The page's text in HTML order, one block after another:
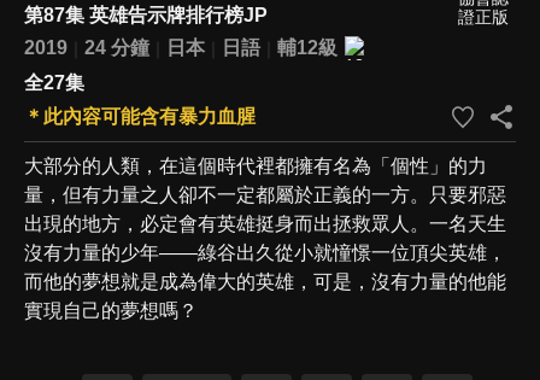
第87集 英雄告示牌排行榜JP
2019
24 分鐘 日本 日語
輔12級
全27集
＊此內容可能含有暴力血腥
大部分的人類，在這個時代裡都擁有名為「個性」的力
量，但有力量之人卻不一定都屬於正義的一方。只要邪惡
出現的地方，必定會有英雄挺身而出拯救眾人。一名天生
沒有力量的少年——綠谷出久從小就憧憬一位頂尖英雄，
而他的夢想就是成為偉大的英雄，可是，沒有力量的他能
實現自己的夢想嗎？